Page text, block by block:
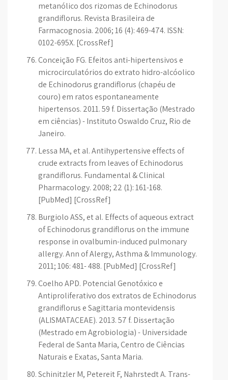
metanólico dos rizomas de Echinodorus
grandiflorus. Revista Brasileira de
Farmacognosia. 2006; 16 (4): 469-474. ISSN:
0102-695X. [CrossRef]
Conceição FG. Efeitos anti-hipertensivos e
microcirculatórios do extrato hidro-alcóolico
de Echinodorus grandiflorus (chapéu de
couro) em ratos espontaneamente
hipertensos. 2011. 59 f. Dissertação (Mestrado
em ciências) - Instituto Oswaldo Cruz, Rio de
Janeiro.
Lessa MA, et al. Antihypertensive effects of
crude extracts from leaves of Echinodorus
grandiflorus. Fundamental & Clinical
Pharmacology. 2008; 22 (1): 161-168.
[PubMed] [CrossRef]
Burgiolo ASS, et al. Effects of aqueous extract
of Echinodorus grandiflorus on the immune
response in ovalbumin-induced pulmonary
allergy. Ann of Alergy, Asthma & Immunology.
2011; 106: 481- 488. [PubMed] [CrossRef]
Coelho APD. Potencial Genotóxico e
Antiproliferativo dos extratos de Echinodorus
grandiflorus e Sagittaria montevidensis
(ALISMATACEAE). 2013. 57 f. Dissertação
(Mestrado em Agrobiologia) - Universidade
Federal de Santa Maria, Centro de Ciências
Naturais e Exatas, Santa Maria.
Schinitzler M, Petereit F, Nahrstedt A. Trans-